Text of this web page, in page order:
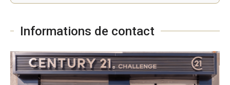
Informations de contact